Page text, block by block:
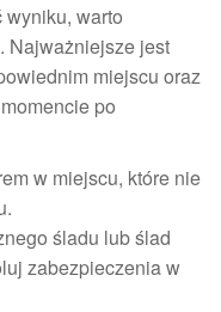
warto
Najważniejsze jest
miejscu oraz
po
w miejscu, które nie
śladu lub ślad
zabezpieczenia w